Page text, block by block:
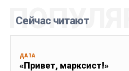
Сейчас читают
ДАТА
«Привет, марксист!»